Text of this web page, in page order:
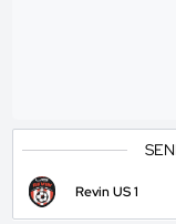
Revin US 1